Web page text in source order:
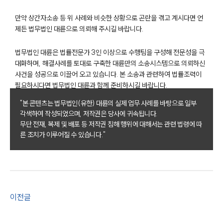
그룹소개
그룹소개
오시는 길
글로벌 파트너 로펌
고객의 소리
통합검색
만약 상간자소송 등 위 사례와 비슷한 상황으로 곤란을 겪고 계시다면 언
제든 법무법인 대륜으로 의뢰해 주시길 바랍니다.
법무법인 대륜은 법률전문가 3인 이상으로 수행팀을 구성해 전문성을 극
대화하며, 해결사례를 토대로 구축한 대륜만의 소송시스템으로 의뢰하신
사건을 성공으로 이끌어 오고 있습니다. 본 소송과 관련하여 법률조력이
필요하시다면 법무법인 대륜과 함께 준비하시길 바랍니다.
"본 콘텐츠는 법무법인(유한) 대륜의 실제 업무 사례를 바탕으로 일부
각색하여 작성되었으며, 저작권은 당사에 귀속됩니다.
무단 전재, 복제 및 배포 등 저작권 침해 행위에 대해서는 관련 법령에 따
른 조치가 이루어질 수 있습니다."
이전글